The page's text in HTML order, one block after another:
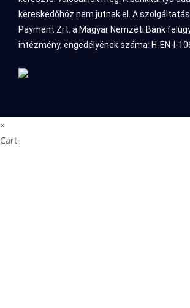
kereskedőhöz nem jutnak el. A
Payment Zrt. a Magyar Nemzeti Bank
intézmény, engedélyének száma: H-EN-I-
×
Cart